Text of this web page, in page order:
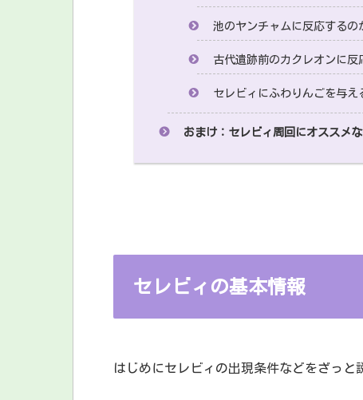
池のヤンチャムに反応するの
古代遺跡前のカクレオンに反
セレビィにふわりんごを与
おまけ：セレビィ周回にオススメ
セレビィの基本情報
はじめにセレビィの出現条件などをざっと